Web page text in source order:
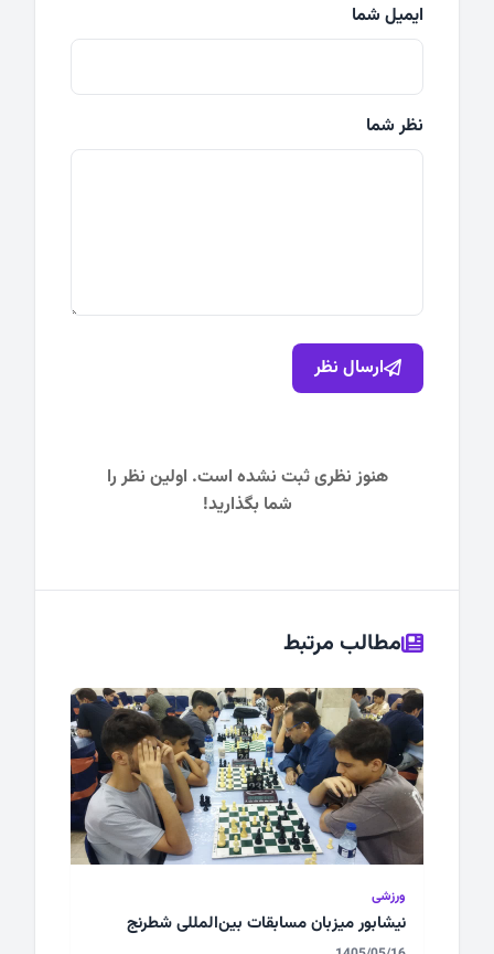
ایمیل شما
نظر شما
ارسال نظر
هنوز نظری ثبت نشده است. اولین نظر را
شما بگذارید!
مطالب مرتبط
ورزشی
نیشابور میزبان مسابقات بین‌المللی شطرنج